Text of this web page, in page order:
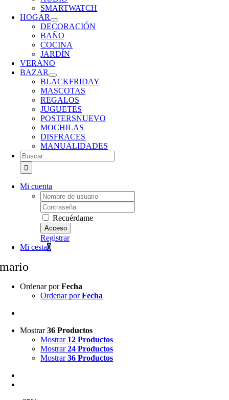
SMARTWATCH
HOGAR
DECORACIÓN
BAÑO
COCINA
JARDÍN
VERANO
BAZAR
BLACKFRIDAY
MASCOTAS
REGALOS
JUGUETES
POSTERSNUEVO
MOCHILAS
DISFRACES
MANUALIDADES
Buscar:
Mi cuenta
Username:
Password:
Recuérdame
Registrar
Mi cesta0
mario
Ordenar porFecha
Ordenar porFecha
Mostrar36 Productos
Mostrar 12 Productos
Mostrar24 Productos
Mostrar36 Productos